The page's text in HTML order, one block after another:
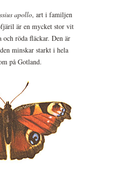
apollo, art i familjen
är en mycket stor vit
röda fläckar. Den är
minskar starkt i hela
på Gotland.